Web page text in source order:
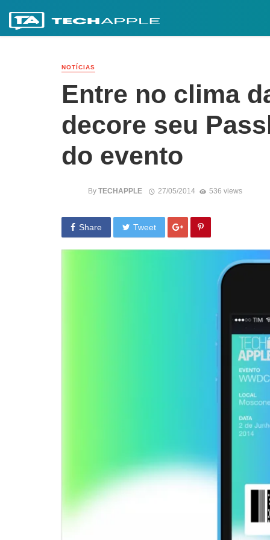
NOTÍCIAS
Entre no clima
decore seu
do evento
By TECHAPPLE 27/05/2014 536 views
Share Tweet